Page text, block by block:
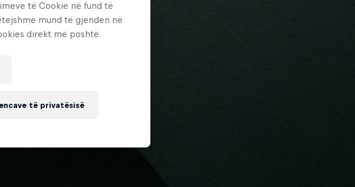
të Cookie në fund të
mund të gjenden në
direkt më poshtë.
të privatësisë